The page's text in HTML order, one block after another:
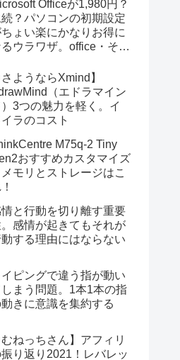
Officeが1,980円？
続？パソコンの初期設定
ょい楽にかなりお得に
ウラワザ。office・その
さようならXmind】
（エドラマイン
）3つの魅力を軽く。イ
ラのコスト
M75q-2 Tiny
おすすめカスタマイズ
メモリとストレージはこ
と行動を切り離す重要
感情が起きてもそれが
する理由にはならない
イピングで違う指が動い
しまう問題。1本1本の指
きに意識を集約する
むねっちさん】アフィリ
り返り2021！レバレッ